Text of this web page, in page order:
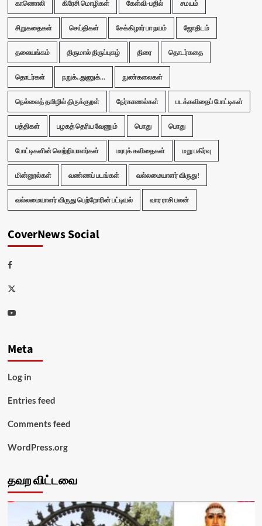
காணொலி கிரேசி மொழிகள் கேள்வி-பதில் சமயம்
சிறுகதைகள் செய்திகள் சேக்கிழார் பா நயம் ஜோதிடம்
தலையங்கம் திருமால் திருப்புகழ் திரை தொடர்கதை
தொடர்கள் நறுக்..துணுக்... நுண்கலைகள்
நெல்லைத் தமிழில் திருக்குறள் நேர்காணல்கள் படக்கவிதைப் போட்டிகள்
பத்திகள் பழகத் தெரிய வேணும் பொது பொது
போட்டிகளின் வெற்றியாளர்கள் மரபுக் கவிதைகள் மறு பகிர்வு
மின்னூல்கள் வண்ணப் படங்கள் வல்லமையாளர் விருது!
வல்லமையாளர் விருது பெற்றோரின் பட்டியல் வார ராசி பலன்
CoverNews Social
Facebook
Twitter
Youtube
Meta
Log in
Entries feed
Comments feed
WordPress.org
தவற விட்டவை